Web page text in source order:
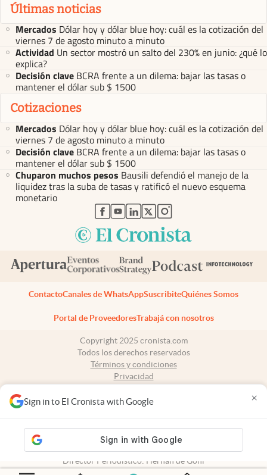
Sign in to El Cronista with Google ×
Últimas noticias
Mercados Dólar hoy y dólar blue hoy: cuál es la cotización del
viernes 7 de agosto minuto a minuto
Actividad Un sector mostró un salto del 230% en junio: ¿qué lo
explica?
Decisión clave BCRA frente a un dilema: bajar las tasas o
mantener el dólar sub $ 1500
Cotizaciones
Mercados Dólar hoy y dólar blue hoy: cuál es la cotización del
viernes 7 de agosto minuto a minuto
Decisión clave BCRA frente a un dilema: bajar las tasas o
mantener el dólar sub $ 1500
Chuparon muchos pesos Bausili defendió el manejo de la
liquidez tras la suba de tasas y ratificó el nuevo esquema
monetario
abre en nueva pestaña
abre en nueva pestaña
abre en nueva pestaña
abre en nueva pestaña
abre en nueva pestaña
ContactoCanales de WhatsAppSuscribiteQuiénes Somos
Portal de ProveedoresTrabajá con nosotros
Copyright 2025 cronista.com
Todos los derechos reservados
Términos y condiciones
Privacidad
Tel: +54 11 7078-3270
propiedad intelectual: 56576959
Director Periodístico: Hernán de Goñi